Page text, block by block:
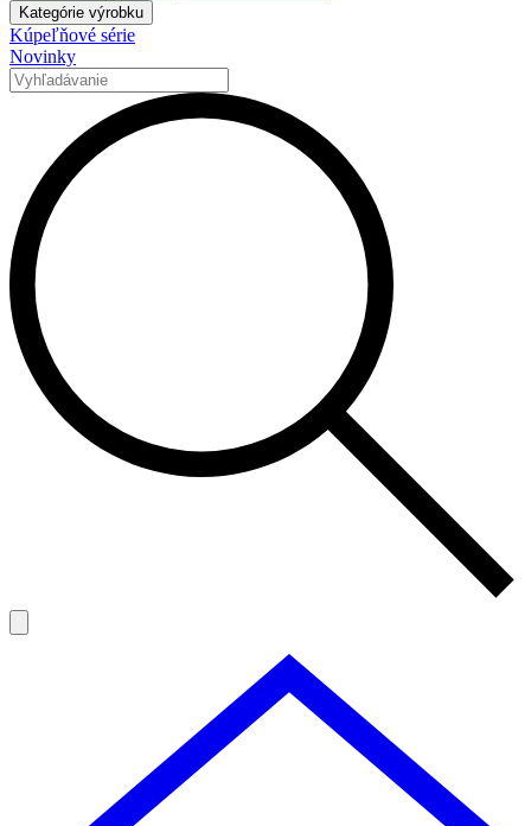
Kategórie výrobku
Kúpeľňové série
Novinky